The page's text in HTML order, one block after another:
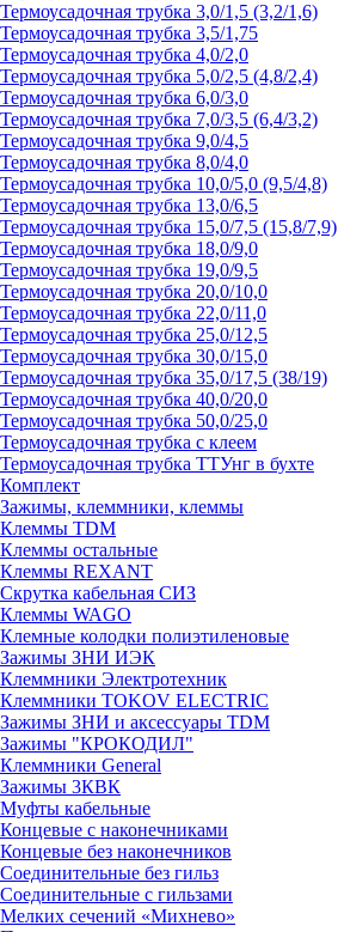
Термоусадочная трубка 3,0/1,5 (3,2/1,6)
Термоусадочная трубка 3,5/1,75
Термоусадочная трубка 4,0/2,0
Термоусадочная трубка 5,0/2,5 (4,8/2,4)
Термоусадочная трубка 6,0/3,0
Термоусадочная трубка 7,0/3,5 (6,4/3,2)
Термоусадочная трубка 9,0/4,5
Термоусадочная трубка 8,0/4,0
Термоусадочная трубка 10,0/5,0 (9,5/4,8)
Термоусадочная трубка 13,0/6,5
Термоусадочная трубка 15,0/7,5 (15,8/7,9)
Термоусадочная трубка 18,0/9,0
Термоусадочная трубка 19,0/9,5
Термоусадочная трубка 20,0/10,0
Термоусадочная трубка 22,0/11,0
Термоусадочная трубка 25,0/12,5
Термоусадочная трубка 30,0/15,0
Термоусадочная трубка 35,0/17,5 (38/19)
Термоусадочная трубка 40,0/20,0
Термоусадочная трубка 50,0/25,0
Термоусадочная трубка с клеем
Термоусадочная трубка ТТУнг в бухте
Комплект
Зажимы, клеммники, клеммы
Клеммы TDM
Клеммы остальные
Клеммы REXANT
Скрутка кабельная СИЗ
Клеммы WAGO
Клемные колодки полиэтиленовые
Зажимы ЗНИ ИЭК
Клеммники Электротехник
Клеммники TOKOV ELECTRIC
Зажимы ЗНИ и аксессуары TDM
Зажимы "КРОКОДИЛ"
Клеммники General
Зажимы 3КВК
Муфты кабельные
Концевые с наконечниками
Концевые без наконечников
Соединительные без гильз
Соединительные с гильзами
Мелких сечений «Михнево»